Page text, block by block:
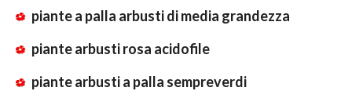
piante a palla arbusti di media grandezza
piante arbusti rosa acidofile
piante arbusti a palla sempreverdi